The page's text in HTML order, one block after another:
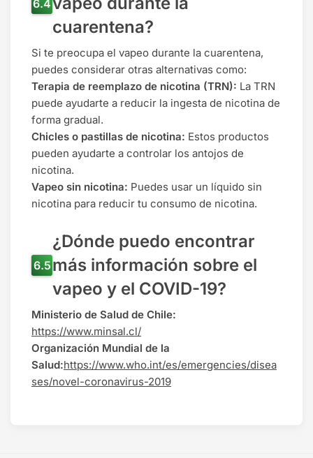
cuarentena?
Si te preocupa el vapeo durante la cuarentena,
puedes considerar otras alternativas como:
Terapia de reemplazo de nicotina (TRN): La TRN
puede ayudarte a reducir la ingesta de nicotina de
forma gradual.
Chicles o pastillas de nicotina: Estos productos
pueden ayudarte a controlar los antojos de
nicotina.
Vapeo sin nicotina: Puedes usar un líquido sin
nicotina para reducir tu consumo de nicotina.
¿Dónde puedo encontrar
más información sobre el
vapeo y el COVID-19?
Ministerio de Salud de Chile:
https://www.minsal.cl/
Organización Mundial de la
Salud:https://www.who.int/es/emergencies/disea
ses/novel-coronavirus-2019